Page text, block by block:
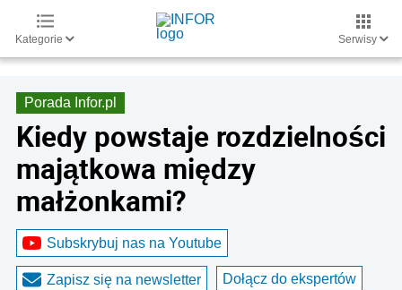
Kategorie Serwisy
Porada Infor.pl
Kiedy powstaje rozdzielności
majątkowa między
małżonkami?
Subskrybuj nas na Youtube
Zapisz się na newsletter Dołącz do ekspertów